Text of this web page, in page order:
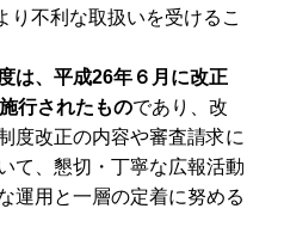
不利な取扱いを受けるこ
は、平成26年６月に改正
行されたものであり、改
度改正の内容や審査請求に
て、懇切・丁寧な広報活動
運用と一層の定着に努める